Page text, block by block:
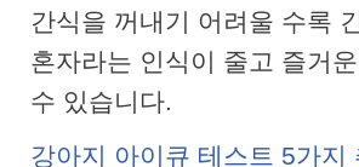
간식을 꺼내기 어려울 수록
혼자라는 인식이 줄고 즐거
수 있습니다.
강아지 아이큐 테스트 5가지